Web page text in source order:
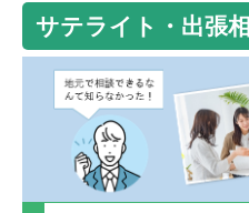
サテライト・出張